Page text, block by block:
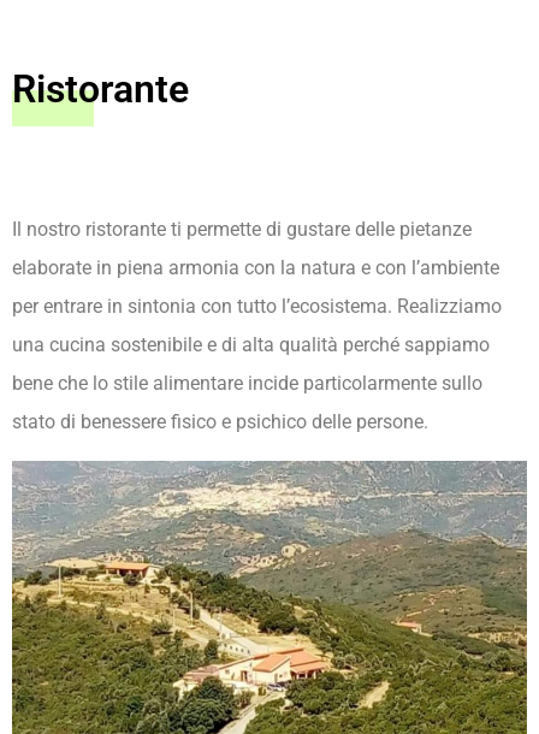
Ristorante
Il nostro ristorante ti permette di gustare delle pietanze
elaborate in piena armonia con la natura e con l’ambiente
per entrare in sintonia con tutto l’ecosistema. Realizziamo
una cucina sostenibile e di alta qualità perché sappiamo
bene che lo stile alimentare incide particolarmente sullo
stato di benessere fisico e psichico delle persone.